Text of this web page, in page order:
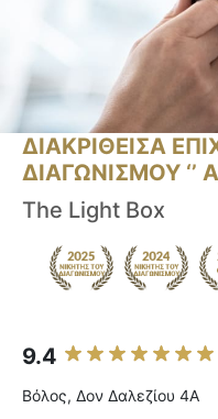
ΔΙΑΚΡΙΘΕΙΣΑ
ΔΙΑΓΩΝΙΣΜΟΥ ‘’
The Light Box
9.4
Βόλος, Δον Δαλεζίου 4Α